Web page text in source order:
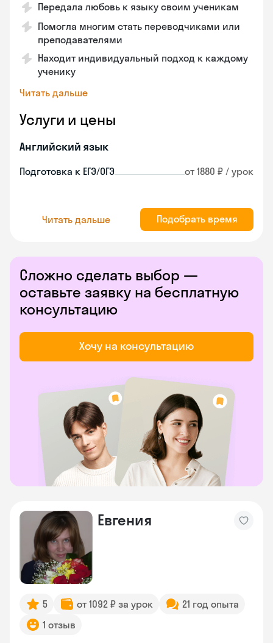
Передала любовь к языку своим ученикам
Помогла многим стать переводчиками или
преподавателями
Находит индивидуальный подход к каждому
ученику
Читать дальше
Услуги и цены
Английский язык
Подготовка к ЕГЭ/ОГЭ от 1880 ₽ / урок
Читать дальше Подобрать время
Сложно сделать выбор —
оставьте заявку на бесплатную
консультацию
Хочу на консультацию
Евгения
5 от 1092 ₽ за урок
21 год опыта
1 отзыв